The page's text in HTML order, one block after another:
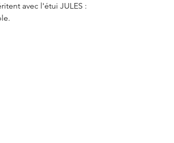
avec l'étui JULES :